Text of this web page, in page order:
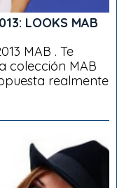
LOOKS MAB
MAB . Te
colección MAB
realmente